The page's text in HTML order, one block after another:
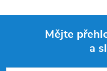
Mějte
a